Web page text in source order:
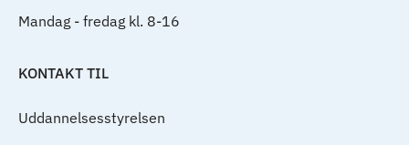
Mandag - fredag kl. 8-16
KONTAKT TIL
Uddannelsesstyrelsen